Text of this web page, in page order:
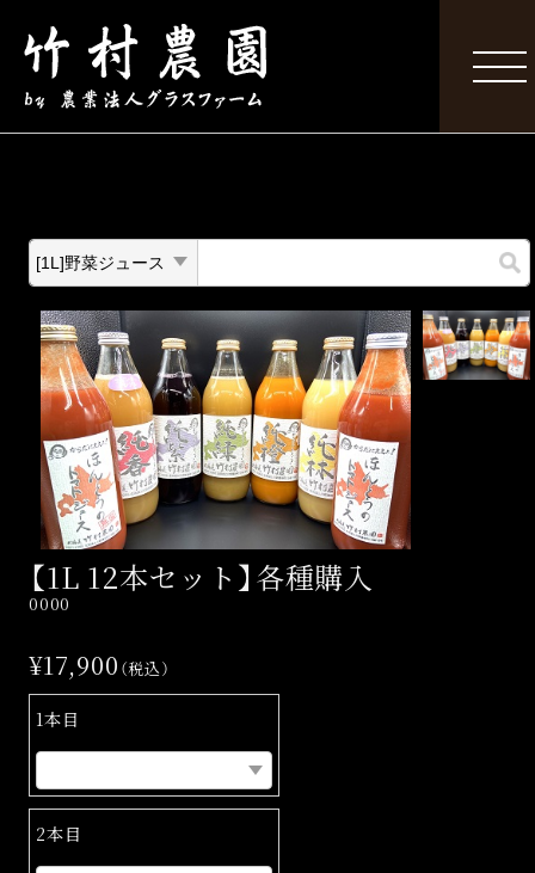
【1L 12本セット】各種購入
0000
¥17,900 （税込）
1本目
2本目